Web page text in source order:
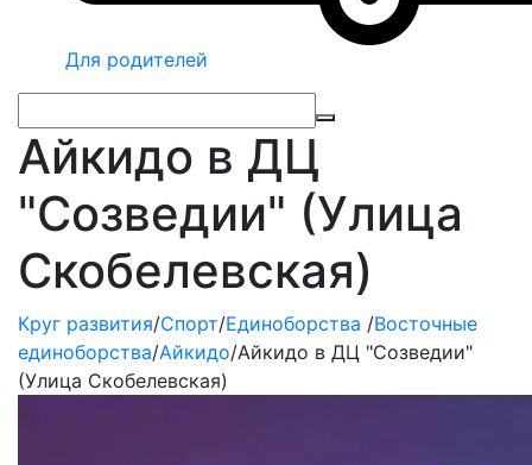
Для родителей
Айкидо в ДЦ
"Созведии" (Улица
Скобелевская)
Круг развития/Спорт/Единоборства /Восточные
единоборства/Айкидо/Айкидо в ДЦ "Созведии"
(Улица Скобелевская)